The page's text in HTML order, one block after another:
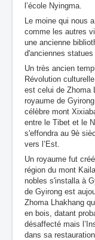
l’école Nyingma.
Le moine qui nous
comme les autres
une ancienne
d'anciennes statues
Un très ancien
Révolution
est celui de Zhoma
royaume de
célèbre mont
entre le Tibet et le
s'effondra au 9è
vers l’Est.
Un royaume fut
région du mont
nobles s'installa à
de Gyirong est
Zhoma Lhakhang
en bois, datant
désaffecté mais
dans sa